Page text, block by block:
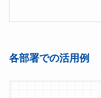
各部署での活用例